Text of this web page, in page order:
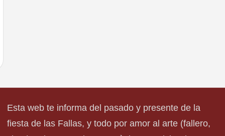
Esta web te informa del pasado y presente de la
fiesta de las Fallas, y todo por amor al arte (fallero,